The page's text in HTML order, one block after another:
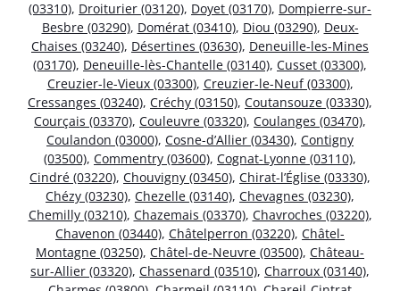
(03310), Droiturier (03120), Doyet (03170), Dompierre-sur-
Besbre (03290), Domérat (03410), Diou (03290), Deux-
Chaises (03240), Désertines (03630), Deneuille-les-Mines
(03170), Deneuille-lès-Chantelle (03140), Cusset (03300),
Creuzier-le-Vieux (03300), Creuzier-le-Neuf (03300),
Cressanges (03240), Créchy (03150), Coutansouze (03330),
Courçais (03370), Couleuvre (03320), Coulanges (03470),
Coulandon (03000), Cosne-d’Allier (03430), Contigny
(03500), Commentry (03600), Cognat-Lyonne (03110),
Cindré (03220), Chouvigny (03450), Chirat-l’Église (03330),
Chézy (03230), Chezelle (03140), Chevagnes (03230),
Chemilly (03210), Chazemais (03370), Chavroches (03220),
Chavenon (03440), Châtelperron (03220), Châtel-
Montagne (03250), Châtel-de-Neuvre (03500), Château-
sur-Allier (03320), Chassenard (03510), Charroux (03140),